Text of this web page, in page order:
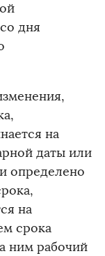
дня
на
даты или
определено
на
срока
ним рабочий